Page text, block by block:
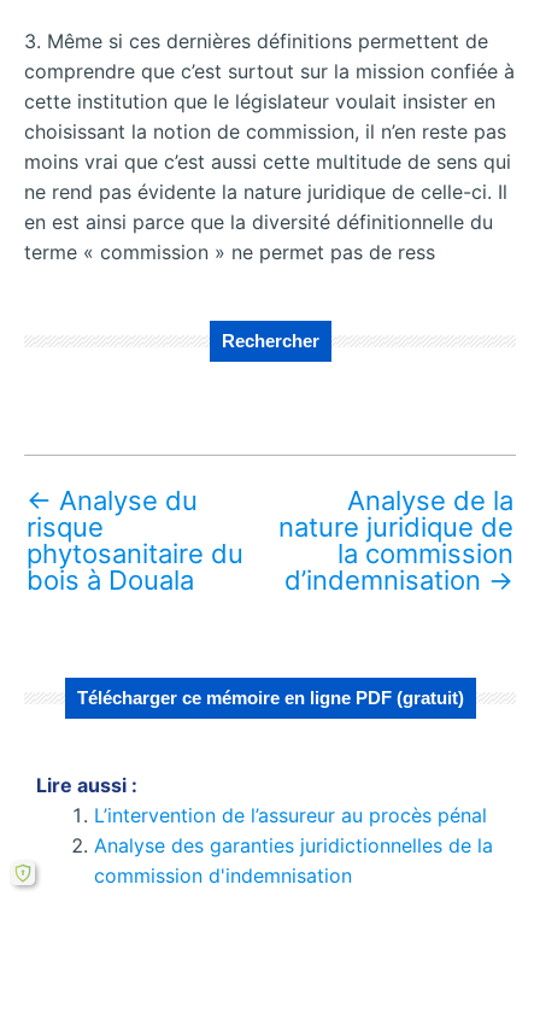
3. Même si ces dernières définitions permettent de
comprendre que c’est surtout sur la mission confiée à
cette institution que le législateur voulait insister en
choisissant la notion de commission, il n’en reste pas
moins vrai que c’est aussi cette multitude de sens qui
ne rend pas évidente la nature juridique de celle-ci. Il
en est ainsi parce que la diversité définitionnelle du
terme « commission » ne permet pas de ress
Rechercher
← Analyse du
risque
phytosanitaire du
bois à Douala
Analyse de la
nature juridique de
la commission
d’indemnisation →
Télécharger ce mémoire en ligne PDF (gratuit)
Lire aussi :
L’intervention de l’assureur au procès pénal
Analyse des garanties juridictionnelles de la
commission d'indemnisation